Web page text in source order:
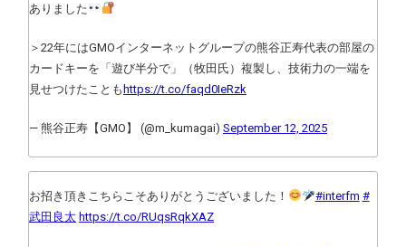
ありました
＞22年にはGMOインターネットグループの熊谷正寿代表の部屋の
カードキーを「遊び半分で」（牧田氏）複製し、技術力の一端を
見せつけたことも https://t.co/faqd0IeRzk
— 熊谷正寿【GMO】 (@m_kumagai) September 12, 2025
お招き頂きこちらこそありがとうございました！ #interfm #
武田良太 https://t.co/RUqsRqkXAZ